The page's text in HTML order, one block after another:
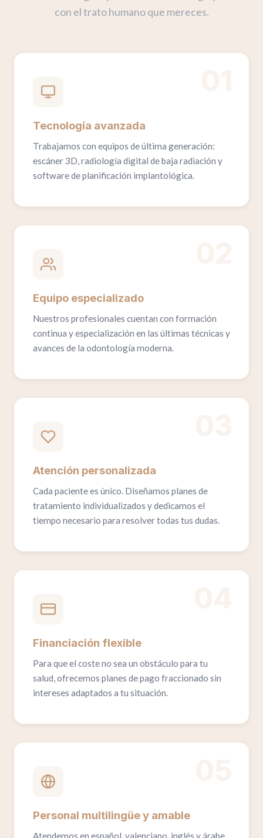
con el trato humano que mereces.
Tecnología avanzada
Trabajamos con equipos de última generación:
escáner 3D, radiología digital de baja radiación y
software de planificación implantológica.
Equipo especializado
Nuestros profesionales cuentan con formación
continua y especialización en las últimas técnicas y
avances de la odontología moderna.
Atención personalizada
Cada paciente es único. Diseñamos planes de
tratamiento individualizados y dedicamos el
tiempo necesario para resolver todas tus dudas.
Financiación flexible
Para que el coste no sea un obstáculo para tu
salud, ofrecemos planes de pago fraccionado sin
intereses adaptados a tu situación.
Personal multilingüe y amable
Atendemos en español, valenciano, inglés y árabe.